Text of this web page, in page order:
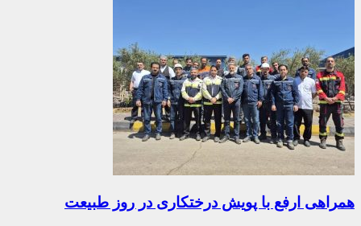
همراهی ارفع با پویش درختکاری در روز طبیعت